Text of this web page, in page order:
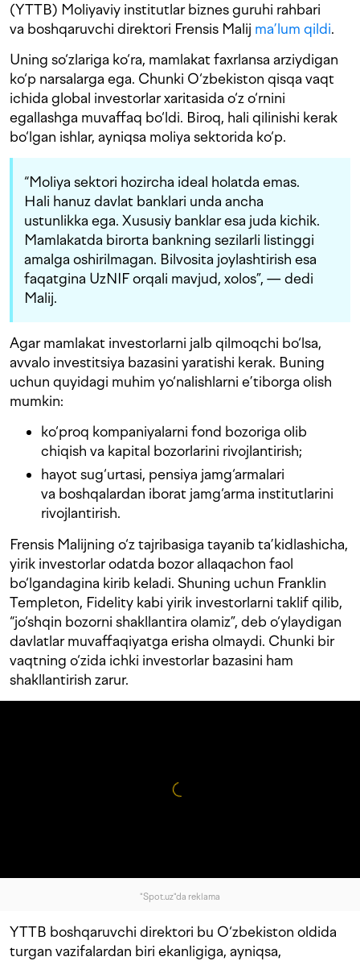
(YTTB) Moliyaviy institutlar biznes guruhi rahbari
va boshqaruvchi direktori Frensis Malij ma’lum qildi.
Uning so‘zlariga ko‘ra, mamlakat faxrlansa arziydigan
ko‘p narsalarga ega. Chunki O‘zbekiston qisqa vaqt
ichida global investorlar xaritasida o‘z o‘rnini
egallashga muvaffaq bo‘ldi. Biroq, hali qilinishi kerak
bo‘lgan ishlar, ayniqsa moliya sektorida ko‘p.
“Moliya sektori hozircha ideal holatda emas.
Hali hanuz davlat banklari unda ancha
ustunlikka ega. Xususiy banklar esa juda kichik.
Mamlakatda birorta bankning sezilarli listinggi
amalga oshirilmagan. Bilvosita joylashtirish esa
faqatgina UzNIF orqali mavjud, xolos”, — dedi
Malij.
Agar mamlakat investorlarni jalb qilmoqchi bo‘lsa,
avvalo investitsiya bazasini yaratishi kerak. Buning
uchun quyidagi muhim yo‘nalishlarni e’tiborga olish
mumkin:
ko‘proq kompaniyalarni fond bozoriga olib
chiqish va kapital bozorlarini rivojlantirish;
hayot sug‘urtasi, pensiya jamg‘armalari
va boshqalardan iborat jamg‘arma institutlarini
rivojlantirish.
Frensis Malijning o‘z tajribasiga tayanib ta’kidlashicha,
yirik investorlar odatda bozor allaqachon faol
bo‘lgandagina kirib keladi. Shuning uchun Franklin
Templeton, Fidelity kabi yirik investorlarni taklif qilib,
“jo‘shqin bozorni shakllantira olamiz”, deb o‘ylaydigan
davlatlar muvaffaqiyatga erisha olmaydi. Chunki bir
vaqtning o‘zida ichki investorlar bazasini ham
shakllantirish zarur.
"Spot.uz"da reklama
YTTB boshqaruvchi direktori bu O‘zbekiston oldida
turgan vazifalardan biri ekanligiga, ayniqsa,